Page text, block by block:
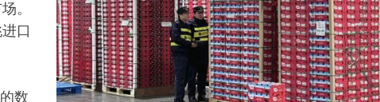
。
口
数